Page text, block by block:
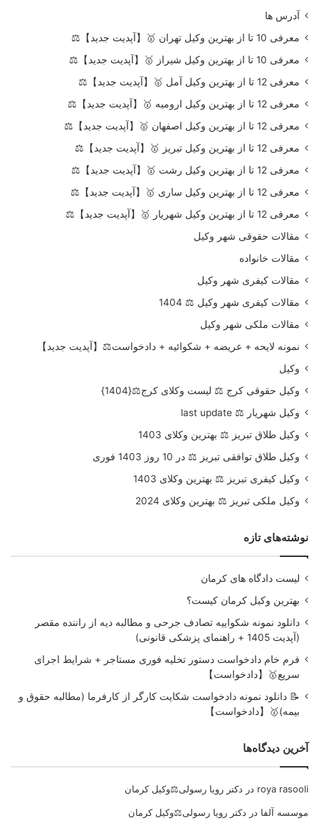
آدرس ها
معرفی 10 تا از بهترین وکیل تهران 🥇【آپدیت جدید】⚖️
معرفی 10 تا از بهترین وکیل شیراز 🥇【آپدیت جدید】⚖️
معرفی 12 تا از بهترین وکیل آمل 🥇【آپدیت جدید】⚖️
معرفی 12 تا از بهترین وکیل ارومیه 🥇【آپدیت جدید】⚖️
معرفی 12 تا از بهترین وکیل اصفهان 🥇【آپدیت جدید】⚖️
معرفی 12 تا از بهترین وکیل تبریز 🥇【آپدیت جدید】⚖️
معرفی 12 تا از بهترین وکیل رشت 🥇【آپدیت جدید】⚖️
معرفی 12 تا از بهترین وکیل ساری 🥇【آپدیت جدید】⚖️
معرفی 12 تا از بهترین وکیل شهریار 🥇【آپدیت جدید】⚖️
مقالات حقوقی شهر وکیل
مقالات خانواده
مقالات کیفری شهر وکیل
مقالات کیفری شهر وکیل ⚖️ 1404
مقالات ملکی شهر وکیل
نمونه لایحه + عریضه + شکوائیه + دادخواست⚖️【آپدیت جدید】
وکیل
وکیل حقوقی کرج ⚖️ لیست وکلای کرج⚖️{1404}
وکیل شهریار ⚖️ last update
وکیل طلاق تبریز ⚖️ بهترین وکلای 1403
وکیل طلاق توافقی تبریز ⚖️ در 10 روز 1403 فوری
وکیل کیفری تبریز ⚖️ بهترین وکلای 1403
وکیل ملکی تبریز ⚖️ بهترین وکلای 2024
نوشته‌های تازه
لیست دادگاه های کرمان
بهترین وکیل کرمان کیست؟
دانلود نمونه شکواییه تصادف جرحی و مطالبه دیه از راننده مقصر
(آپدیت 1405 + راهنمای پزشکی قانونی)
فرم خام دادخواست دستور تخلیه فوری مستاجر + شرایط اجرای
سریع🥇【دادخواست】
📝 دانلود نمونه دادخواست شکایت کارگر از کارفرما (مطالبه حقوق و
بیمه)🥇【دادخواست】
آخرین دیدگاه‌ها
roya rasooli در دکتر رویا رسولی⚖️وکیل کرمان
موسسه آلفا در دکتر رویا رسولی⚖️وکیل کرمان